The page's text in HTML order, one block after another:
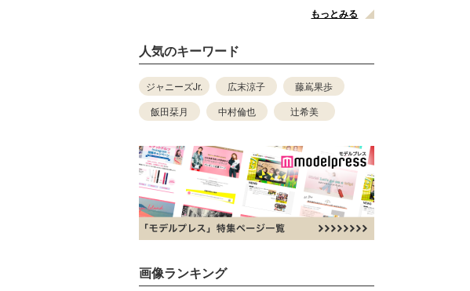
もっとみる
人気のキーワード
ジャニーズJr. 広末涼子
藤嶌果歩
飯田栞月
中村倫也 辻希美
画像ランキング